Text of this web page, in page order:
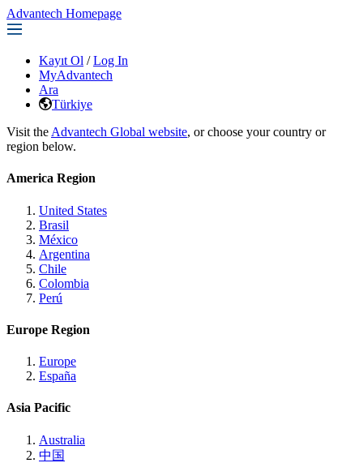
Advantech Homepage
Kayıt Ol / Log In
MyAdvantech
Ara
Türkiye
Visit the Advantech Global website, or choose your country or
region below.
America Region
United States
Brasil
México
Argentina
Chile
Colombia
Perú
Europe Region
Europe
España
Asia Pacific
Australia
中国